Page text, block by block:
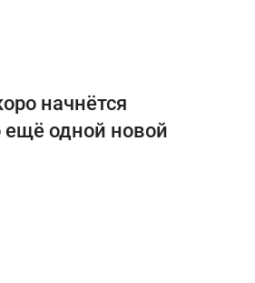
начнётся
ещё одной новой